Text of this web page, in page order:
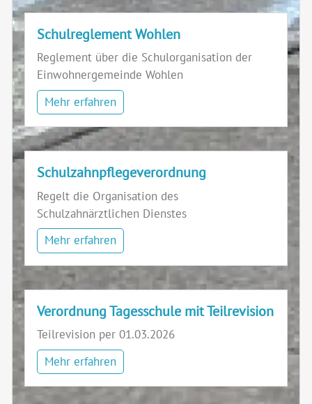
Schulreglement Wohlen
Reglement über die Schulorganisation der
Einwohnergemeinde Wohlen
Mehr erfahren
Schulzahnpflegeverordnung
Regelt die Organisation des
Schulzahnärztlichen Dienstes
Mehr erfahren
Verordnung Tagesschule mit Teilrevision
Teilrevision per 01.03.2026
Mehr erfahren